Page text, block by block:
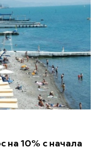
на 10% с начала